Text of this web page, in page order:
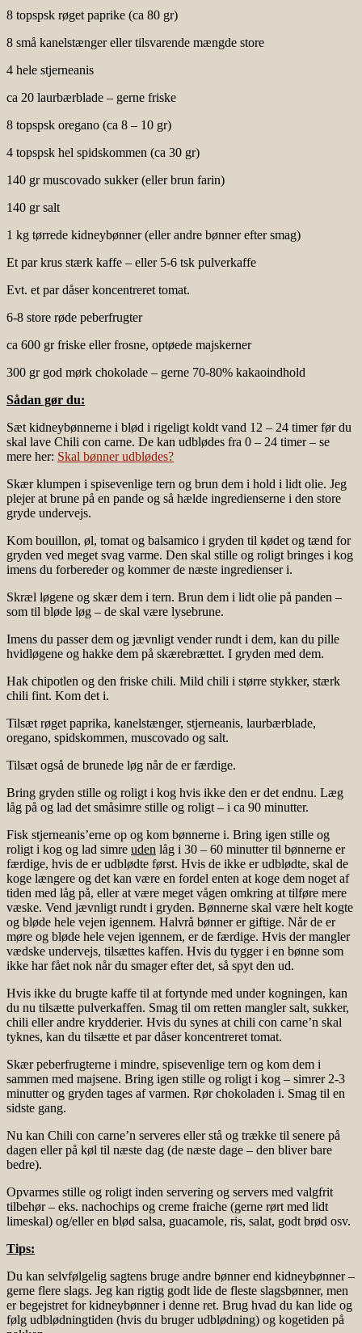
8 topspsk røget paprike (ca 80 gr)
8 små kanelstænger eller tilsvarende mængde store
4 hele stjerneanis
ca 20 laurbærblade – gerne friske
8 topspsk oregano (ca 8 – 10 gr)
4 topspsk hel spidskommen (ca 30 gr)
140 gr muscovado sukker (eller brun farin)
140 gr salt
1 kg tørrede kidneybønner (eller andre bønner efter smag)
Et par krus stærk kaffe – eller 5-6 tsk pulverkaffe
Evt. et par dåser koncentreret tomat.
6-8 store røde peberfrugter
ca 600 gr friske eller frosne, optøede majskerner
300 gr god mørk chokolade – gerne 70-80% kakaoindhold
Sådan gør du:
Sæt kidneybønnerne i blød i rigeligt koldt vand 12 – 24 timer før du
skal lave Chili con carne. De kan udblødes fra 0 – 24 timer – se
mere her: Skal bønner udblødes?
Skær klumpen i spisevenlige tern og brun dem i hold i lidt olie. Jeg
plejer at brune på en pande og så hælde ingredienserne i den store
gryde undervejs.
Kom bouillon, øl, tomat og balsamico i gryden til kødet og tænd for
gryden ved meget svag varme. Den skal stille og roligt bringes i kog
imens du forbereder og kommer de næste ingredienser i.
Skræl løgene og skær dem i tern. Brun dem i lidt olie på panden –
som til bløde løg – de skal være lysebrune.
Imens du passer dem og jævnligt vender rundt i dem, kan du pille
hvidløgene og hakke dem på skærebrættet. I gryden med dem.
Hak chipotlen og den friske chili. Mild chili i større stykker, stærk
chili fint. Kom det i.
Tilsæt røget paprika, kanelstænger, stjerneanis, laurbærblade,
oregano, spidskommen, muscovado og salt.
Tilsæt også de brunede løg når de er færdige.
Bring gryden stille og roligt i kog hvis ikke den er det endnu. Læg
låg på og lad det småsimre stille og roligt – i ca 90 minutter.
Fisk stjerneanis’erne op og kom bønnerne i. Bring igen stille og
roligt i kog og lad simre uden låg i 30 – 60 minutter til bønnerne er
færdige, hvis de er udblødte først. Hvis de ikke er udblødte, skal de
koge længere og det kan være en fordel enten at koge dem noget af
tiden med låg på, eller at være meget vågen omkring at tilføre mere
væske. Vend jævnligt rundt i gryden. Bønnerne skal være helt kogte
og bløde hele vejen igennem. Halvrå bønner er giftige. Når de er
møre og bløde hele vejen igennem, er de færdige. Hvis der mangler
vædske undervejs, tilsættes kaffen. Hvis du tygger i en bønne som
ikke har fået nok når du smager efter det, så spyt den ud.
Hvis ikke du brugte kaffe til at fortynde med under kogningen, kan
du nu tilsætte pulverkaffen. Smag til om retten mangler salt, sukker,
chili eller andre krydderier. Hvis du synes at chili con carne’n skal
tyknes, kan du tilsætte et par dåser koncentreret tomat.
Skær peberfrugterne i mindre, spisevenlige tern og kom dem i
sammen med majsene. Bring igen stille og roligt i kog – simrer 2-3
minutter og gryden tages af varmen. Rør chokoladen i. Smag til en
sidste gang.
Nu kan Chili con carne’n serveres eller stå og trække til senere på
dagen eller på køl til næste dag (de næste dage – den bliver bare
bedre).
Opvarmes stille og roligt inden servering og servers med valgfrit
tilbehør – eks. nachochips og creme fraiche (gerne rørt med lidt
limeskal) og/eller en blød salsa, guacamole, ris, salat, godt brød osv.
Tips:
Du kan selvfølgelig sagtens bruge andre bønner end kidneybønner –
gerne flere slags. Jeg kan rigtig godt lide de fleste slagsbønner, men
er begejstret for kidneybønner i denne ret. Brug hvad du kan lide og
følg udblødningtiden (hvis du bruger udblødning) og kogetiden på